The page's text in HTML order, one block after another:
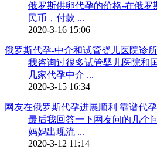
俄罗斯供卵代孕的价格-在俄罗
民币，付款 ...
2020-3-16 15:06
俄罗斯代孕-中介和试管婴儿医院诊
我咨询过很多试管婴儿医院和
几家代孕中介 ...
2020-3-15 16:34
网友在俄罗斯代孕进展顺利 靠谱代
最后我回答一下网友问的几个
妈妈出现流 ...
2020-3-12 11:14